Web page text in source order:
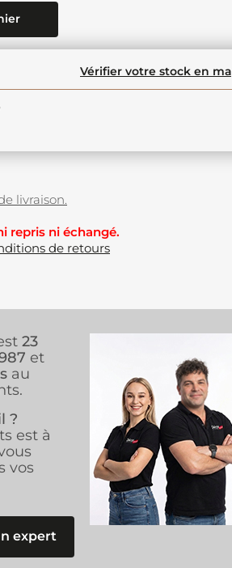
Vérifier votre stock en
livraison.
repris ni échangé.
de retours
23
et
au
?
est à
vos
expert